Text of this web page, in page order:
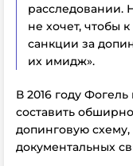
расследовании.
не хочет, чтобы
санкции за
их имидж».
В 2016 году
составить
допинговую
документальных